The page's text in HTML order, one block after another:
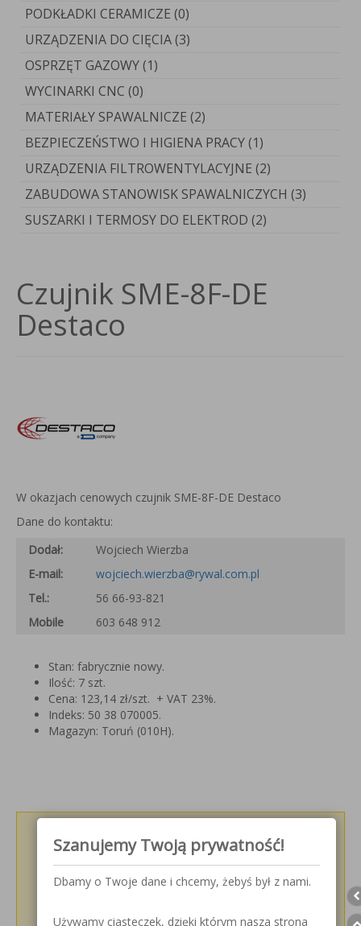
PODKŁADKI CERAMICZE (0)
URZĄDZENIA DO CIĘCIA (3)
OSPRZĘT GAZOWY (1)
WYCINARKI CNC (0)
MATERIAŁY SPAWALNICZE (2)
BEZPIECZEŃSTWO I HIGIENA PRACY (1)
URZĄDZENIA FILTROWENTYLACYJNE (2)
ZABUDOWA STANOWISK SPAWALNICZYCH (3)
SUSZARKI I TERMOSY DO ELEKTROD (2)
Czujnik SME-8F-DE
Destaco
W okazjach cenowych czujnik SME-8F-DE Destaco
Dane do kontaktu:
Dodał:
Wojciech Wierzba
E-mail:
wojciech.wierzba@rywal.com.pl
Tel.:
56 66-93-821
Mobile
603 648 912
Stan: fabrycznie nowy.
Ilość: 7 szt.
Cena: 123,14 zł/szt. + VAT 23%.
Indeks: 50 38 070005.
Magazyn: Toruń (010H).
Podziel się z innymi!
Szanujemy Twoją prywatność!
Dbamy o Twoje dane i chcemy, żebyś był z nami.
Używamy ciasteczek, dzięki którym nasza strona